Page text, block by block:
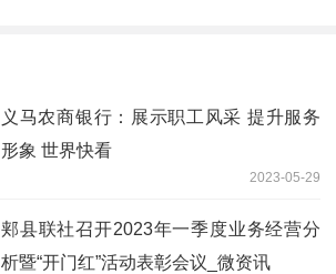
义马农商银行：展示职工风采 提升服务
形象 世界快看
2023-05-29
郏县联社召开2023年一季度业务经营分
析暨“开门红”活动表彰会议_微资讯